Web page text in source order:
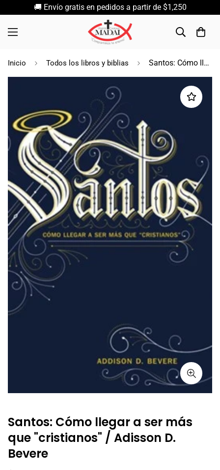
🚚 Envío gratis en pedidos a partir de $1,250
Inicio Todos los libros y biblias Santos: Cómo llegar a ser más que "cristianos" / Adisson D. Bevere
Santos: Cómo llegar a ser más
que "cristianos" / Adisson D.
Bevere